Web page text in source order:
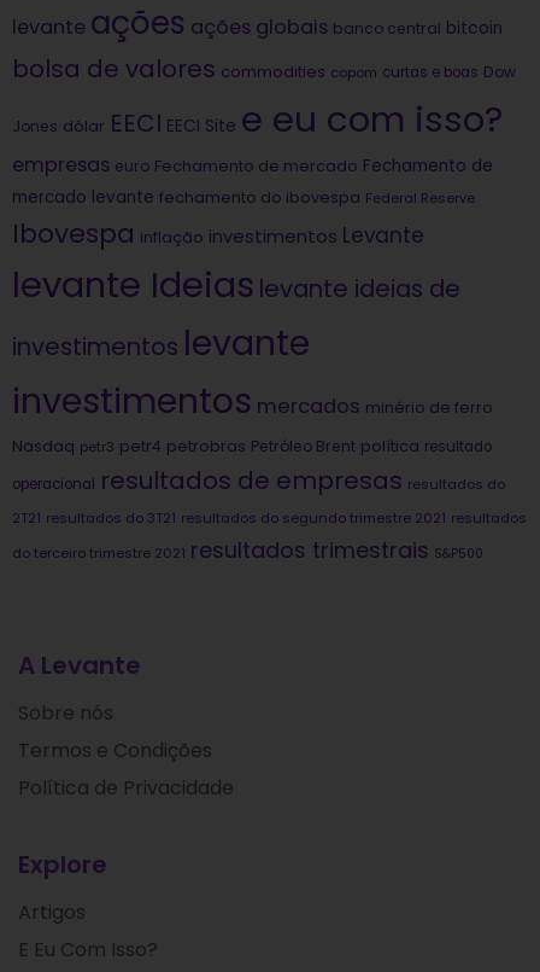
levante ações ações globais banco central bitcoin
bolsa de valores commodities copom curtas e boas Dow
Jones dólar EECI EECI Site e eu com isso?
empresas euro Fechamento de mercado Fechamento de
mercado levante fechamento do ibovespa Federal Reserve
Ibovespa inflação investimentos Levante
levante Ideias levante ideias de
investimentos levante
investimentos mercados minério de ferro
Nasdaq petr3 petr4 petrobras Petróleo Brent política resultado
operacional resultados de empresas resultados do
2T21 resultados do 3T21 resultados do segundo trimestre 2021 resultados
do terceiro trimestre 2021 resultados trimestrais S&P500
A Levante
Sobre nós
Termos e Condições
Política de Privacidade
Explore
Artigos
E Eu Com Isso?